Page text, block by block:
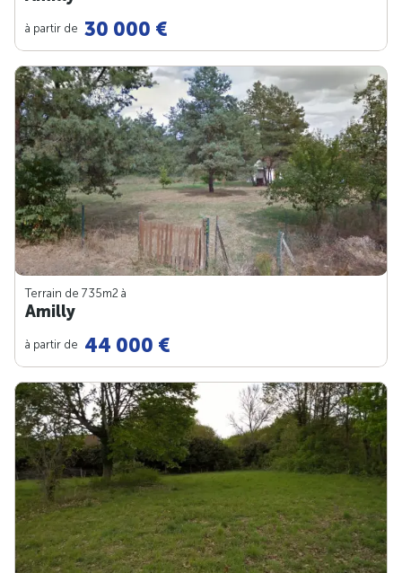
à partir de 30 000 €
Terrain de 735m2 à
Amilly
à partir de 44 000 €